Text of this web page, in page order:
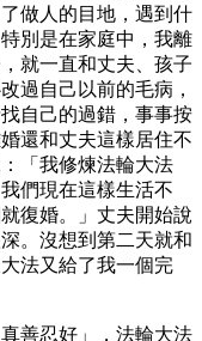
做人的目地，遇到什
別是在家庭中，我離
就一直和丈夫、孩子
過自己以前的毛病，
自己的過錯，事事按
還和丈夫這樣居住不
「我修煉法輪大法
們現在這樣生活不
復婚。」丈夫開始說
。沒想到第二天就和
法又給了我一個完
善忍好」，法輪大法